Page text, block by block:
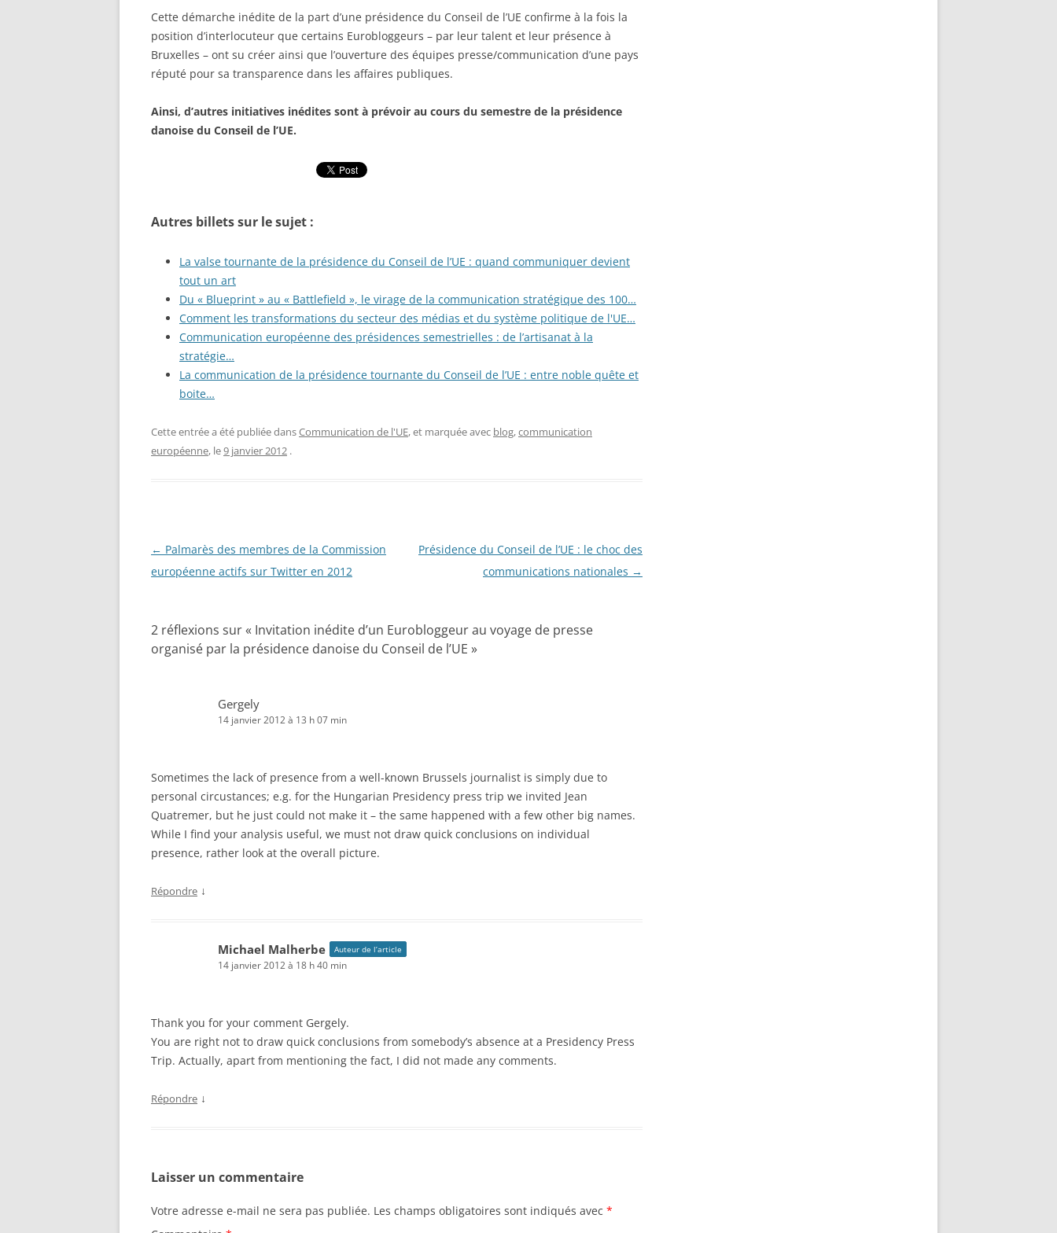
Cette démarche inédite de la part d’une présidence du Conseil de l’UE confirme à la fois la
position d’interlocuteur que certains Eurobloggeurs – par leur talent et leur présence à
Bruxelles – ont su créer ainsi que l’ouverture des équipes presse/communication d’une pays
réputé pour sa transparence dans les affaires publiques.
Ainsi, d’autres initiatives inédites sont à prévoir au cours du semestre de la présidence
danoise du Conseil de l’UE.
Autres billets sur le sujet :
La valse tournante de la présidence du Conseil de l’UE : quand communiquer devient
tout un art
Du « Blueprint » au « Battlefield », le virage de la communication stratégique des 100…
Comment les transformations du secteur des médias et du système politique de l'UE…
Communication européenne des présidences semestrielles : de l’artisanat à la
stratégie…
La communication de la présidence tournante du Conseil de l’UE : entre noble quête et
boite…
Cette entrée a été publiée dansCommunication de l'UE, et marquée avec blog,communication
européenne, le9 janvier 2012 .
Navigation
des
← Palmarès des membres de la Commission
européenne actifs sur Twitter en 2012
Présidence du Conseil de l’UE : le choc des
communications nationales →
2 réflexions sur « Invitation inédite d’un Eurobloggeur au voyage de presse
organisé par la présidence danoise du Conseil de l’UE »
Gergely
14 janvier 2012 à 13 h 07 min
Sometimes the lack of presence from a well-known Brussels journalist is simply due to
personal circustances; e.g. for the Hungarian Presidency press trip we invited Jean
Quatremer, but he just could not make it – the same happened with a few other big names.
While I find your analysis useful, we must not draw quick conclusions on individual
presence, rather look at the overall picture.
Répondre ↓
Michael Malherbe Auteur de l’article
14 janvier 2012 à 18 h 40 min
Thank you for your comment Gergely.
You are right not to draw quick conclusions from somebody’s absence at a Presidency Press
Trip. Actually, apart from mentioning the fact, I did not made any comments.
Répondre ↓
Laisser un commentaire
Votre adresse e-mail ne sera pas publiée. Les champs obligatoires sont indiqués avec *